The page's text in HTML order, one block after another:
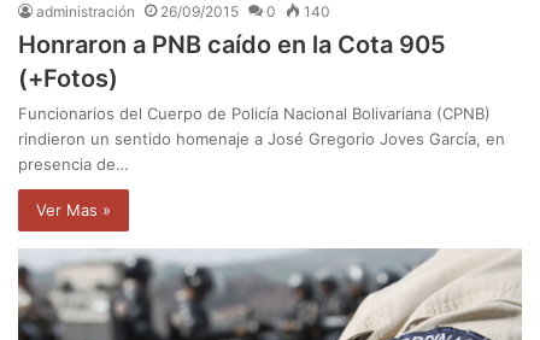
administración 26/09/2015 0 140
Honraron a PNB caído en la Cota 905
(+Fotos)
Funcionarios del Cuerpo de Policía Nacional Bolivariana (CPNB)
rindieron un sentido homenaje a José Gregorio Joves García, en
presencia de…
Ver Mas »